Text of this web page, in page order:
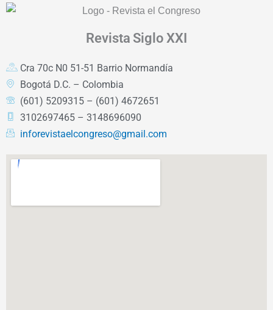
Revista Siglo XXI
Cra 70c N0 51-51 Barrio Normandía
Bogotá D.C. – Colombia
(601) 5209315 – (601) 4672651
3102697465 – 3148696090
inforevistaelcongreso@gmail.com